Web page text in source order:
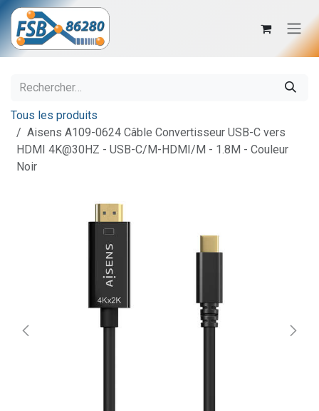
Se rendre au contenu
Tous les produits
Aisens A109-0624 Câble Convertisseur USB-C vers
HDMI 4K@30HZ - USB-C/M-HDMI/M - 1.8M - Couleur
Noir